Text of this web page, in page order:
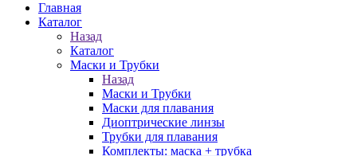
Главная
Каталог
Назад
Каталог
Маски и Трубки
Назад
Маски и Трубки
Маски для плавания
Диоптрические линзы
Трубки для плавания
Комплекты: маска + трубка